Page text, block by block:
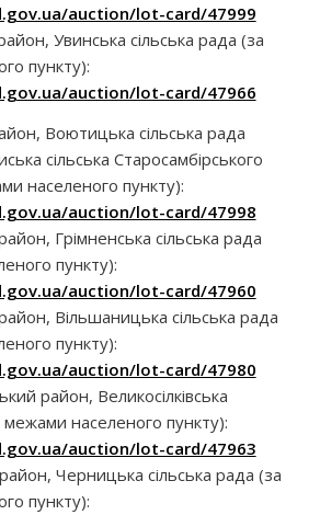
auction/lot-card/47999
Увинська сільська рада (за
пункту):
auction/lot-card/47966
Воютицька сільська рада
сільська Старосамбірського
населеного пункту):
auction/lot-card/47998
Грімненська сільська рада
пункту):
auction/lot-card/47960
Вільшаницька сільська рада
пункту):
auction/lot-card/47980
район, Великосілківська
межами населеного пункту):
auction/lot-card/47963
Черницька сільська рада (за
пункту):